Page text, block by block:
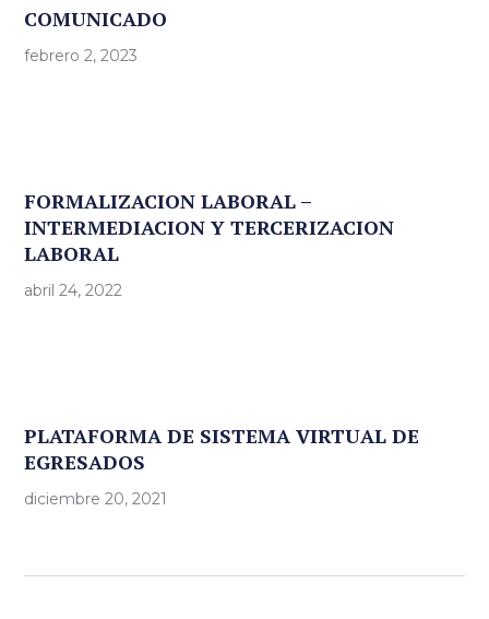
COMUNICADO
febrero 2, 2023
FORMALIZACION LABORAL –
INTERMEDIACION Y TERCERIZACION
LABORAL
abril 24, 2022
PLATAFORMA DE SISTEMA VIRTUAL DE
EGRESADOS
diciembre 20, 2021